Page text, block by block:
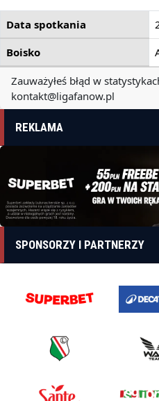
Data spotkania
Boisko
Zauważyłeś błąd w
kontakt@ligafanow.pl
REKLAMA
SPONSORZY I PARTNERZY